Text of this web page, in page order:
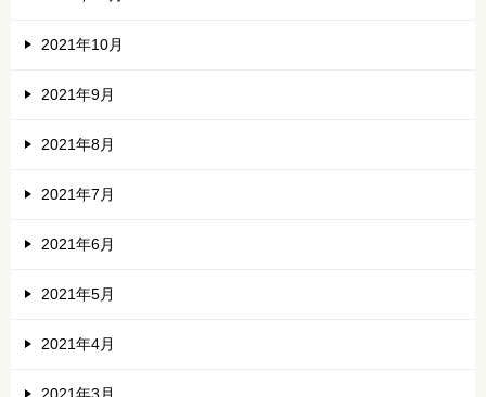
2021年10月
2021年9月
2021年8月
2021年7月
2021年6月
2021年5月
2021年4月